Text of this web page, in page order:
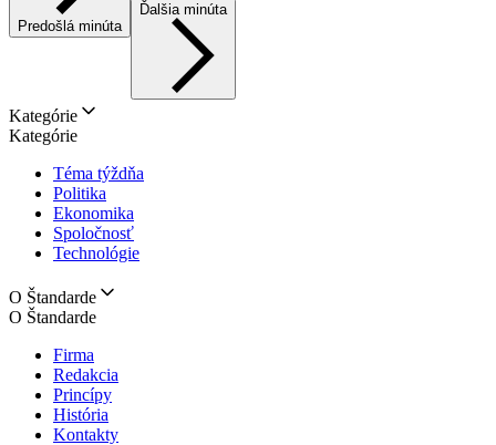
Predošlá minúta
Ďalšia minúta
Kategórie
Kategórie
Téma týždňa
Politika
Ekonomika
Spoločnosť
Technológie
O Štandarde
O Štandarde
Firma
Redakcia
Princípy
História
Kontakty